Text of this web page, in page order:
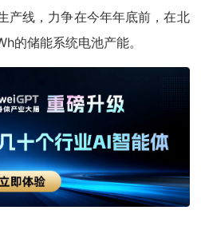
产线，力争在今年年底前，在北
的储能系统电池产能。